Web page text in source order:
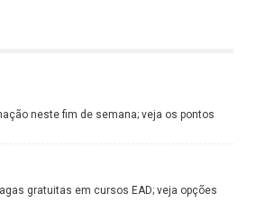
neste fim de semana; veja os pontos
gratuitas em cursos EAD; veja opções